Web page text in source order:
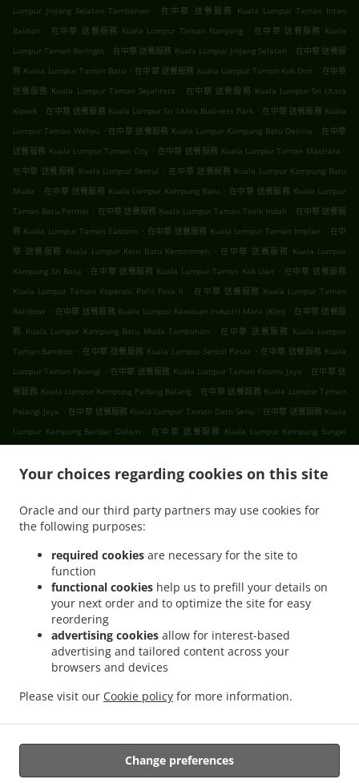
Your choices regarding cookies on this site
Oracle and our third party partners may use cookies for
the following purposes:
required cookies are necessary for the site to
function
functional cookies help us to prefill your details on
your next order and to optimize the site for easy
reordering
advertising cookies allow for interest-based
advertising and tailored content across your
browsers and devices
Please visit our Cookie policy for more information.
Change preferences
Lumpur Jinjang Selatan Tambahan
. 在中華 送餐服務 Kuala Lumpur Taman Intan
Baiduri . 在中華 送餐服務 Kuala Lumpur Taman Nanyang . 在中華 送餐服務 Kuala
Lumpur Taman Beringin . 在中華 送餐服務 Kuala Lumpur Jinjang Selatan . 在中華 送餐服
務 Kuala Lumpur Taman Batu . 在中華 送餐服務 Kuala Lumpur Taman Kok Doh . 在中華
送餐服務 Kuala Lumpur Taman Sejahtera . 在中華 送餐服務 Kuala Lumpur Sri Utara
Kipark . 在中華 送餐服務 Kuala Lumpur Sri Utara Business Park . 在中華 送餐服務 Kuala
Lumpur Taman Wahyu . 在中華 送餐服務 Kuala Lumpur Kampung Batu Delima . 在中華
送餐服務 Kuala Lumpur Taman City . 在中華 送餐服務 Kuala Lumpur Taman Mastiara .
在中華 送餐服務 Kuala Lumpur Sentul . 在中華 送餐服務 Kuala Lumpur Kampung Batu
Muda . 在中華 送餐服務 Kuala Lumpur Kampung Batu . 在中華 送餐服務 Kuala Lumpur
Taman Batu Permai . 在中華 送餐服務 Kuala Lumpur Taman Tasik Indah . 在中華 送餐服
務 Kuala Lumpur Taman Eastern . 在中華 送餐服務 Kuala Lumpur Taman Impian . 在中
華 送餐服務 Kuala Lumpur Kem Batu Kentonmen
. 在中華 送餐服務 Kuala Lumpur
Kampung Sri Batu . 在中華 送餐服務 Kuala Lumpur Taman Kok Lian . 在中華 送餐服務
Kuala Lumpur Taman Koperasi Polis Fasa Ii . 在中華 送餐服務 Kuala Lumpur Taman
Rainbow . 在中華 送餐服務 Kuala Lumpur Kawasan Industri Mara (Kim) . 在中華 送餐服
務 Kuala Lumpur Kampung Batu Muda Tambahan
. 在中華 送餐服務 Kuala Lumpur
Taman Bamboo . 在中華 送餐服務 Kuala Lumpur Sentul Pasar . 在中華 送餐服務 Kuala
Lumpur Taman Pelangi . 在中華 送餐服務 Kuala Lumpur Taman Kosmo Jaya . 在中華 送
餐服務 Kuala Lumpur Kampung Padang Balang . 在中華 送餐服務 Kuala Lumpur Taman
Pelangi Jaya . 在中華 送餐服務 Kuala Lumpur Taman Dato Senu . 在中華 送餐服務 Kuala
Lumpur Kampung Bandar Dalam
. 在中華 送餐服務 Kuala Lumpur Kampung Sungai
Gombak . 在中華 送餐服務 Kuala Lumpur . 在中華 送餐服務 吉隆坡 甲洞 . 在中華 送餐服務
在中華 送餐服務 吉隆坡 白沙罗高原 . 在中華 送餐服務 吉隆坡 甲洞中央花园 . 在中華 送餐
服務 吉隆坡 国联花园 . 在中華 送餐服務 吉隆坡 彩虹花园
在中華 送餐服務 吉隆坡
在中華 送餐服務 Bukit Kerinchi
在中華 送餐服務 Puchong
Bandar Puchong Jaya
餐服務 Puchong . 在中華 送餐服務 蒲种 . 在中華 送餐服務 Sungai Buloh Taman Industri
Sungai Buloh
. 在中華 送餐服務 Sungai Buloh .
在中華 送餐服務 Batu Caves Sri Utara
在中華 送餐服務 Batu Caves Taman Wahyu
在中華 送餐服務 Batu Caves
Taman Industri Spring Crest Batu Caves . 在中華 送餐服務 Batu Caves Taman Koperasi
在中華 送餐服務 Batu Caves Taman Koperasi Polis Fasa Ii
Caves Taman Koperasi Polis Fasa I
在中華 送餐服務 Batu Caves Taman Melewar